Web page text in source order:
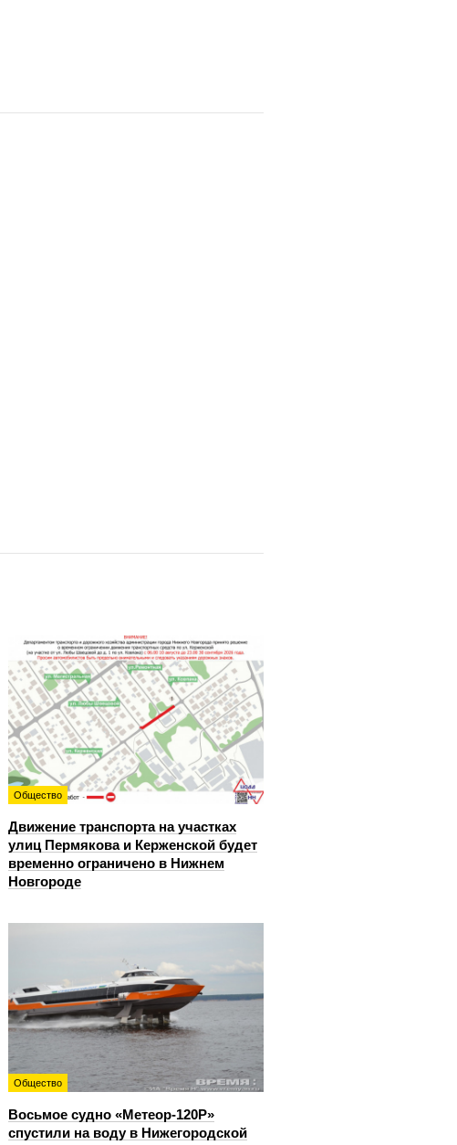
Общество
Движение транспорта на участках
улиц Пермякова и Керженской будет
временно ограничено в Нижнем
Новгороде
Общество
Восьмое судно «Метеор-120Р»
спустили на воду в Нижегородской